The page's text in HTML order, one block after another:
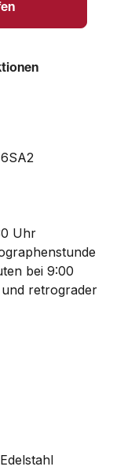
Uhr
bei 9:00
retrograder